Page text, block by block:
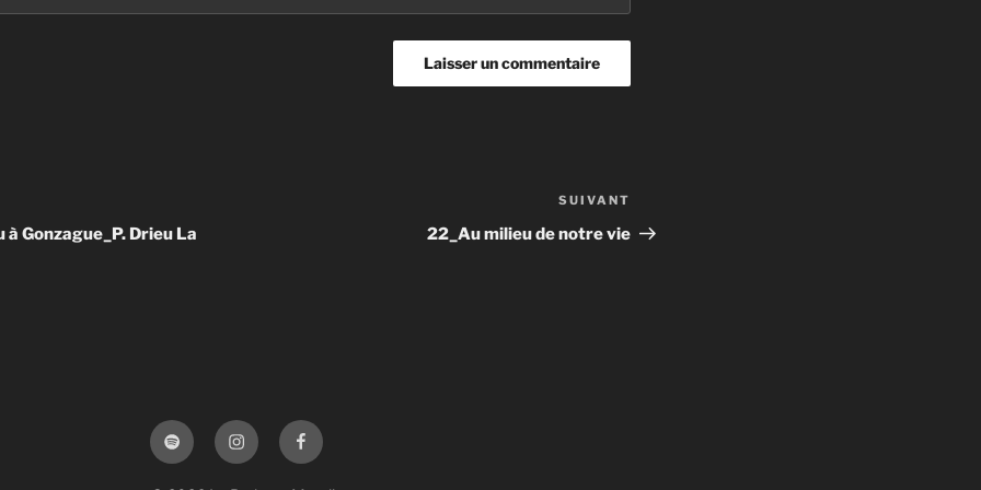
Gonzague_P. Drieu La
suivant
SUIVANT
22_Au milieu de notre vie
spotify Instagramfacebook